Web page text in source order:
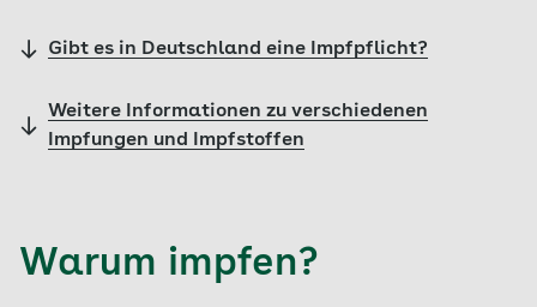
Gibt es in Deutschland eine Impfpflicht?
Weitere Informationen zu verschiedenen
Impfungen und Impfstoffen
Warum impfen?